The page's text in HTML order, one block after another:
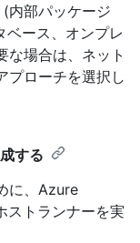
内部パッケージ
ベース、オンプレ
な場合は、ネット
プローチを選択し
する
に、Azure
トランナーを実